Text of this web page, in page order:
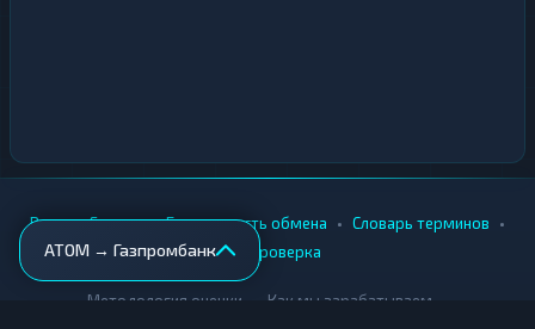
ATOM → Газпромбанк
Вики • Города • Безопасность обмена • Словарь терминов •
AML-проверка
Методология оценки Как мы зарабатываем